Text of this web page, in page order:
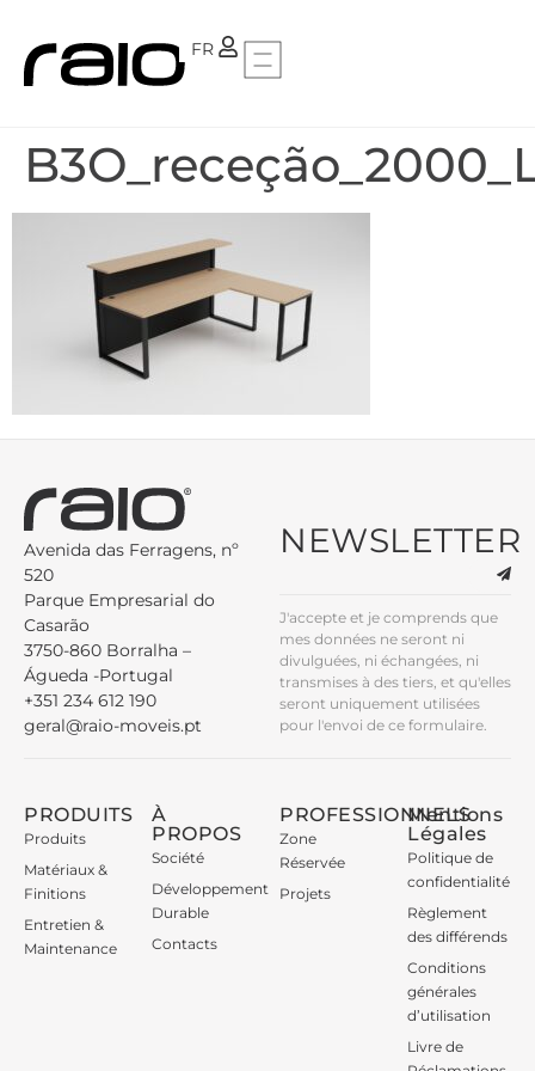
FR
PT
Avenida das Ferragens, nº
520
Parque Empresarial do
Casarão
3750-860 Borralha –
Águeda -Portugal
+351 234 612 190
geral@raio-moveis.pt
NEWSLETTER
J'accepte et je comprends que
mes données ne seront ni
divulguées, ni échangées, ni
transmises à des tiers, et qu'elles
seront uniquement utilisées
pour l'envoi de ce formulaire.
PRODUITS
Produits
Matériaux &
Finitions
Entretien &
Maintenance
À
PROPOS
Société
Développement
Durable
Contacts
PROFESSIONNELS
Zone
Réservée
Projets
Mentions
Légales
Politique de
confidentialité
Règlement
des différends
Conditions
générales
d’utilisation
Livre de